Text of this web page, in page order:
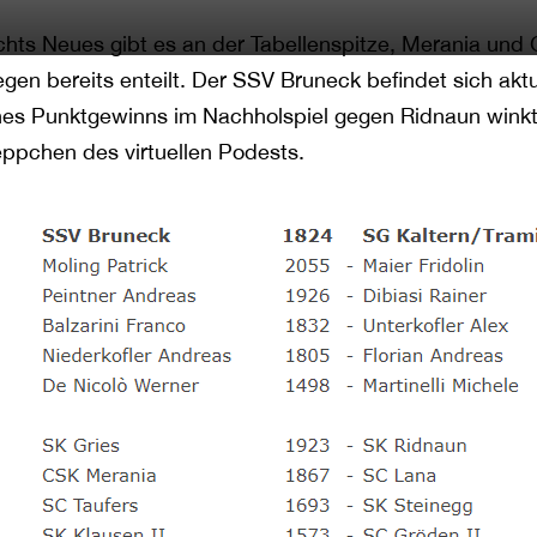
Neues gibt es an der Tabellenspitze, Merania
bereits enteilt. Der SSV Bruneck befindet sich
Punktgewinns im Nachholspiel gegen Ridnaun
des virtuellen Podests.